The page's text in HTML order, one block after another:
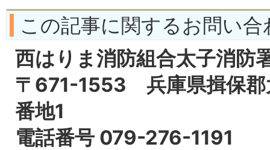
この記事に関するお問い合
西はりま消防組合太子消防
〒671-1553 兵庫県揖保郡
番地1
電話番号 079-276-1191